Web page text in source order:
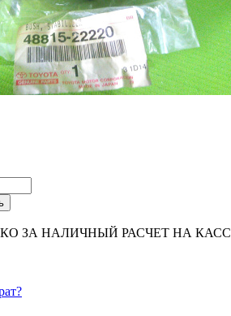
ЗА НАЛИЧНЫЙ РАСЧЕТ НА КАССЕ